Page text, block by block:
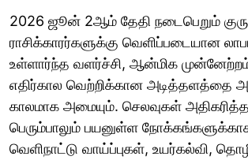
2026 ஜூன் 2ஆம் தேதி நடைபெறும் குரு
ராசிக்காரர்களுக்கு வெளிப்படையான
உள்ளார்ந்த வளர்ச்சி, ஆன்மிக
எதிர்கால வெற்றிக்கான அடித்தளத்தை
காலமாக அமையும். செலவுகள்
பெரும்பாலும் பயனுள்ள
வெளிநாட்டு வாய்ப்புகள், உயர்கல்வி,